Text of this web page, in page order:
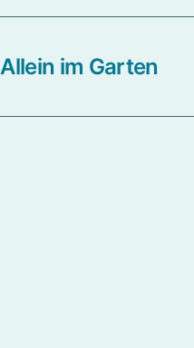
Allein im Garten